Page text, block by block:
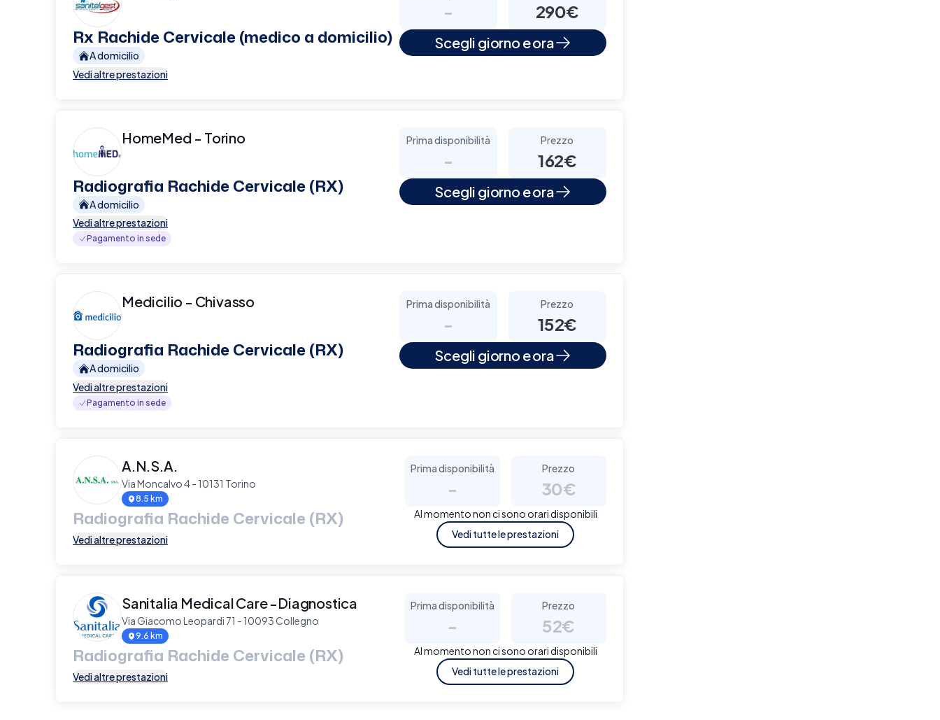
Rx Rachide Cervicale (medico a domicilio)
A domicilio
Vedi altre prestazioni
- 290€
Scegli giorno e ora
HomeMed - Torino
Radiografia Rachide Cervicale (RX)
A domicilio
Vedi altre prestazioni
Pagamento in sede
Prima disponibilità
-
Prezzo
162€
Scegli giorno e ora
Medicilio - Chivasso
Radiografia Rachide Cervicale (RX)
A domicilio
Vedi altre prestazioni
Pagamento in sede
Prima disponibilità
-
Prezzo
152€
Scegli giorno e ora
A.N.S.A.
Via Moncalvo 4 - 10131 Torino
8.5 km
Radiografia Rachide Cervicale (RX)
Vedi altre prestazioni
Prima disponibilità
-
Prezzo
30€
Al momento non ci sono orari disponibili
Vedi tutte le prestazioni
Sanitalia Medical Care -Diagnostica
Via Giacomo Leopardi 71 - 10093 Collegno
9.6 km
Radiografia Rachide Cervicale (RX)
Vedi altre prestazioni
Prima disponibilità
-
Prezzo
52€
Al momento non ci sono orari disponibili
Vedi tutte le prestazioni